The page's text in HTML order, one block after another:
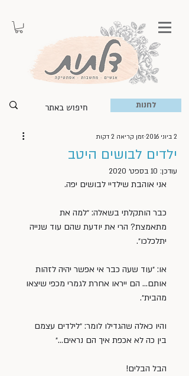
לחנות
ילדים לבושים היטב
2 ביוני 2016 זמן קריאה 2 דקות
עודכן: 10 בספט׳ 2020
אני אוהבת שילדיי לבושים יפה.
כבר הותקלתי בשאלה: ״למה את
מתאמצת? הרי את יודעת שהם עוד שנייה
יתלכלכו״.
או: ״עוד שעה כבר אי אפשר יהיה לזהות
אותם… הם ייראו אחרת לגמרי מכפי שיצאו
מהבית״.
והיו כאלה שהגדילו לומר: ״לילדים עצמם
בין כה לא אכפת איך הם נראים…״
הבל הבלים!